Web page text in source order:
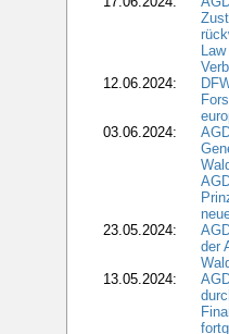
12.06.2024:
03.06.2024:
23.05.2024:
der
13.05.2024: